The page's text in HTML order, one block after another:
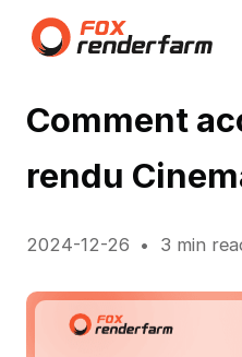
Comment
rendu
2024-12-26 3 min